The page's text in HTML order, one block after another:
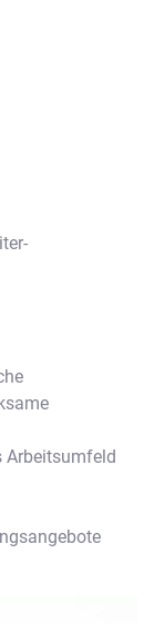
Arbeitsumfeld